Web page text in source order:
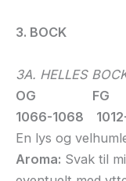
3. BOCK
3A. HELLES
OG FG
1066-1068
En lys og
Aroma: Svak til